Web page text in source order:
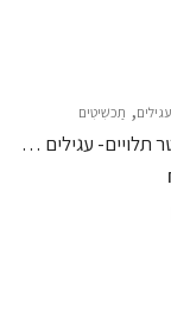
עגילים, תַכשִׁיטִים
עגילי סוליטר תלויים- עגילים תלויים